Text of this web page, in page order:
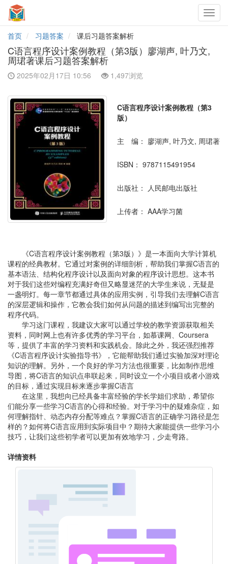
首页
习题答案 课后习题答案解析
C语言程序设计案例教程（第3版）廖湖声, 叶乃文,
周珺著课后习题答案解析
2025年02月17日 10:56 1,497浏览
C语言程序设计案例教程（第3
版）
主 编： 廖湖声, 叶乃文, 周珺著
ISBN： 9787115491954
出版社： 人民邮电出版社
上传者： AAA学习菌
《C语言程序设计案例教程（第3版）》是一本面向大学计算机
课程的经典教材。它通过对案例的详细剖析，帮助我们掌握C语言的
基本语法、结构化程序设计以及面向对象的程序设计思想。这本书
对于我们这些对编程充满好奇但又略显迷茫的大学生来说，无疑是
一盏明灯。每一章节都通过具体的应用实例，引导我们去理解C语言
的深层逻辑和操作，它教会我们如何从问题的描述到编写出完整的
程序代码。
学习这门课程，我建议大家可以通过学校的教学资源获取相关
资料，同时网上也有许多优秀的学习平台，如慕课网、Coursera
等，提供了丰富的学习资料和实践机会。除此之外，我还强烈推荐
《C语言程序设计实验指导书》，它能帮助我们通过实验加深对理论
知识的理解。另外，一个良好的学习方法也很重要，比如制作思维
导图，将C语言的知识点串联起来，同时设立一个小项目或者小游戏
的目标，通过实现目标来逐步掌握C语言
在这里，我想向已经具备丰富经验的学长学姐们求助，希望你
们能分享一些学习C语言的心得和经验。对于学习中的疑难杂症，如
何理解指针、动态内存分配等难点？掌握C语言的正确学习路径是怎
样的？如何将C语言应用到实际项目中？期待大家能提供一些学习小
技巧，让我们这些初学者可以更加有效地学习，少走弯路。
详情资料